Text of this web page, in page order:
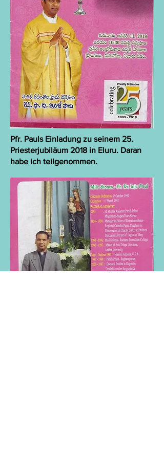
Pfr. Pauls Einladung zu seinem 25.
Priesterjubiläum 2018 in Eluru. Daran
habe ich teilgenommen.